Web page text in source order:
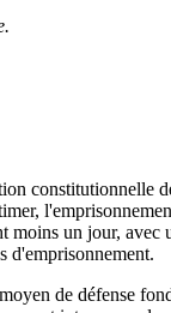
constitutionnelle
un jour, avec
d'emprisonnement.
de défense